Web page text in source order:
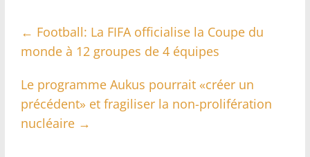
← Football: La FIFA officialise la Coupe du
monde à 12 groupes de 4 équipes
Le programme Aukus pourrait «créer un
précédent» et fragiliser la non-prolifération
nucléaire →